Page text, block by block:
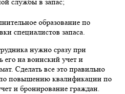
службы в запас;
образование по
специалистов запаса.
нужно сразу при
его на воинский учет и
Сделать все это правильно
повышению квалификации по
и бронирование граждан.